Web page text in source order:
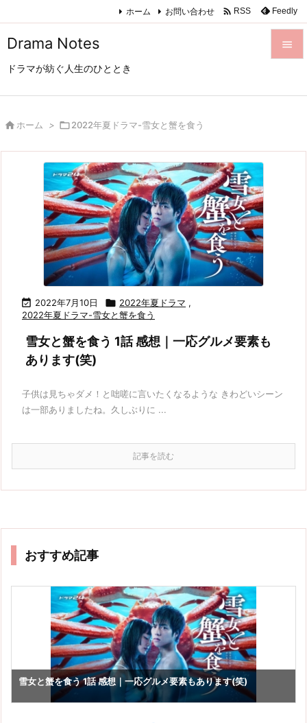
Drama Notes
ドラマが紡ぐ人生のひととき

ホーム お問い合わせ  RSS Feedly
 ホーム > 2022年夏ドラマ-雪女と蟹を食う
 2022年7月10日  2022年夏ドラマ ,
2022年夏ドラマ-雪女と蟹を食う
雪女と蟹を食う 1話 感想｜一応グルメ要素も
あります(笑)
子供は見ちゃダメ！と咄嗟に言いたくなるような きわどいシーン
は一部ありましたね。久しぶりに ...
記事を読む
おすすめ記事
雪女と蟹を食う 1話 感想｜一応グルメ要素もあります(笑)